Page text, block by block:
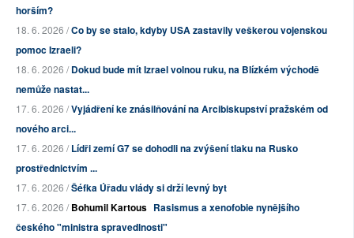
horším?
18. 6. 2026 /Co by se stalo, kdyby USA zastavily veškerou vojenskou
pomoc Izraeli?
18. 6. 2026 /Dokud bude mít Izrael volnou ruku, na Blízkém východě
nemůže nastat...
17. 6. 2026 /Vyjádření ke znásilňování na Arcibiskupství pražském od
nového arci...
17. 6. 2026 /Lídři zemí G7 se dohodli na zvýšení tlaku na Rusko
prostřednictvím ...
17. 6. 2026 /Šéfka Úřadu vlády si drží levný byt
17. 6. 2026 /Bohumil Kartous Rasismus a xenofobie nynějšího
českého "ministra spravedlnosti"